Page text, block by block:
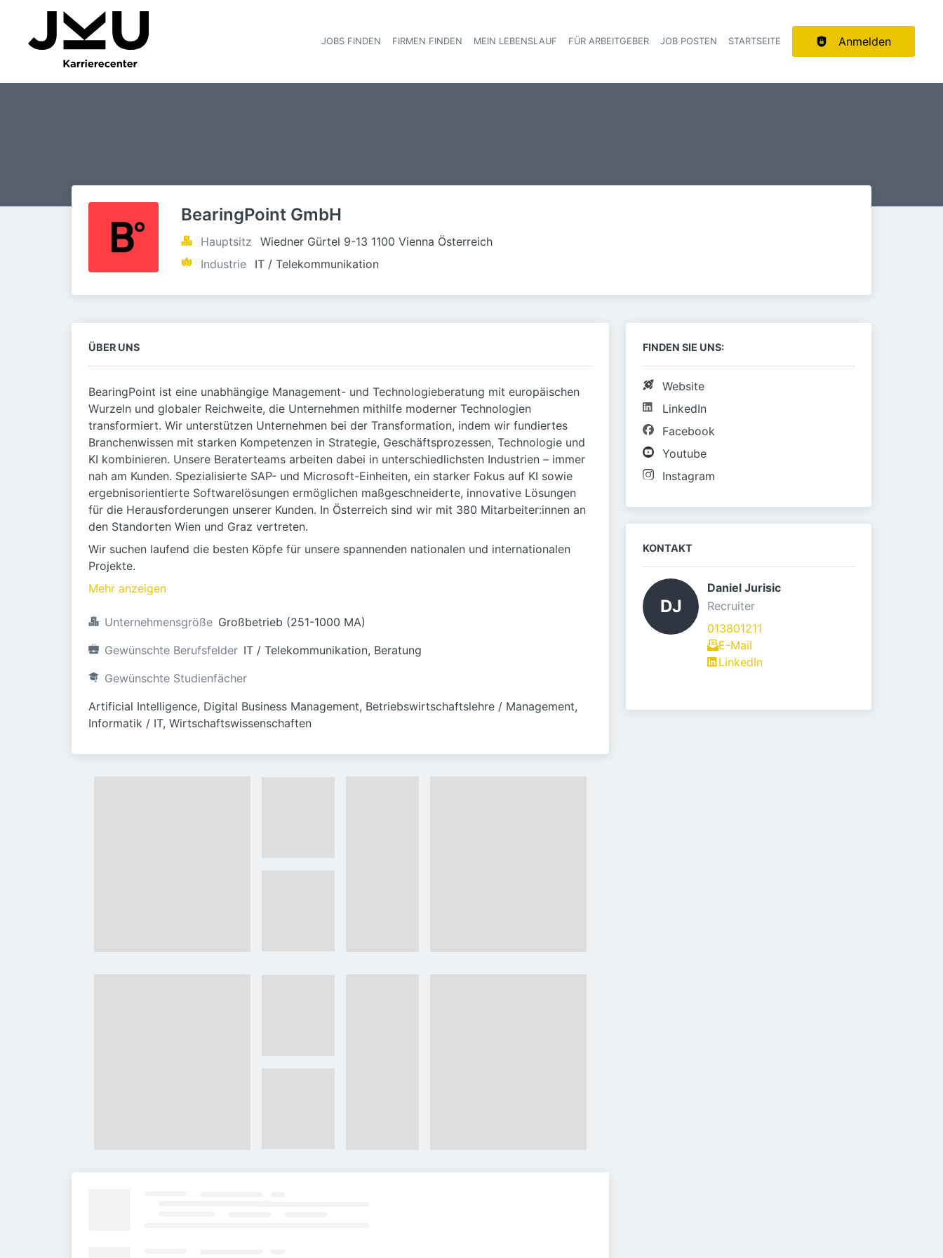
Haupt-Navigation
JOBS FINDEN FIRMEN FINDEN MEIN LEBENSLAUF FÜR ARBEITGEBER JOB POSTEN STARTSEITE Anmelden
BearingPoint GmbH
Hauptsitz
Wiedner Gürtel 9-13 1100 Vienna Österreich
Industrie
IT / Telekommunikation
ÜBER UNS
BearingPoint ist eine unabhängige Management- und Technologieberatung mit europäischen
Wurzeln und globaler Reichweite, die Unternehmen mithilfe moderner Technologien
transformiert. Wir unterstützen Unternehmen bei der Transformation, indem wir fundiertes
Branchenwissen mit starken Kompetenzen in Strategie, Geschäftsprozessen, Technologie und
KI kombinieren. Unsere Beraterteams arbeiten dabei in unterschiedlichsten Industrien – immer
nah am Kunden. Spezialisierte SAP- und Microsoft-Einheiten, ein starker Fokus auf KI sowie
ergebnisorientierte Softwarelösungen ermöglichen maßgeschneiderte, innovative Lösungen
für die Herausforderungen unserer Kunden. In Österreich sind wir mit 380 Mitarbeiter:innen an
den Standorten Wien und Graz vertreten.
Wir suchen laufend die besten Köpfe für unsere spannenden nationalen und internationalen
Projekte.
Mehr anzeigen
Unternehmensgröße Großbetrieb (251-1000 MA)
Gewünschte Berufsfelder IT / Telekommunikation, Beratung
Gewünschte Studienfächer
Artificial Intelligence, Digital Business Management, Betriebswirtschaftslehre / Management,
Informatik / IT, Wirtschaftswissenschaften
FINDEN SIE UNS:
Website
LinkedIn
Facebook
Youtube
Instagram
KONTAKT
DJ
Daniel Jurisic
Recruiter
013801211
E-Mail
LinkedIn